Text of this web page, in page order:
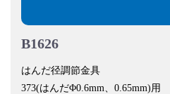
B1626
はんだ径調節金具
373(はんだΦ0.6mm、0.65mm)用